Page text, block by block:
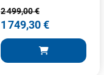
2 499,00 €
1 749,30 €